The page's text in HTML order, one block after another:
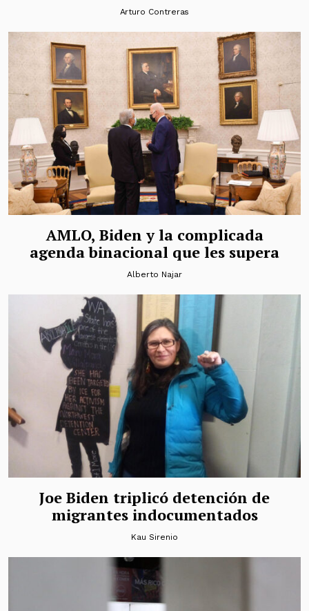
Arturo Contreras
AMLO, Biden y la complicada
agenda binacional que les supera
Alberto Najar
Joe Biden triplicó detención de
migrantes indocumentados
Kau Sirenio